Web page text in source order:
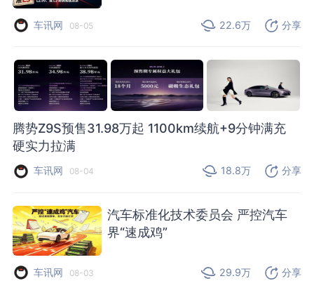
车讯网 08-05 22.6万 分享
腾势Z9S预售31.98万起 1100km续航+9分钟满充
硬实力拉满
车讯网 08-04 18.8万 分享
汽车标准化技术委员会 严控汽车
界“速成鸡”
车讯网 08-03 29.9万 分享